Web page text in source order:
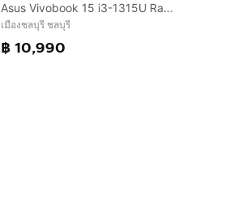
Asus Vivobook 15 i3-1315U Ram8 SSD512 15.6นิ้ว FHD จอใหญ่ภาพคมชัด สเปคดี ทำงานเก่ง เครื่องพร้อมใช้งาน ขายเพียง 10,990.- มีประกันศูนย์
เมืองชลบุรี ชลบุรี
฿ 10,990